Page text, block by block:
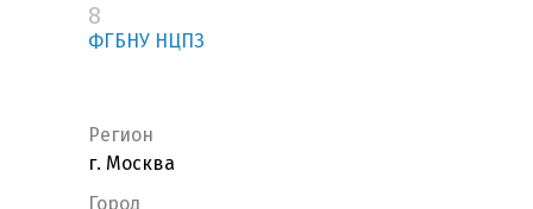
8
ФГБНУ НЦПЗ
Регион
г. Москва
Город